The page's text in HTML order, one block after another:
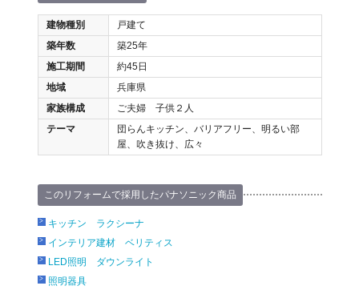
建物種別
戸建て
築年数
築25年
施工期間
約45日
地域
兵庫県
家族構成
ご夫婦 子供２人
テーマ
団らんキッチン、バリアフリー、明るい部
屋、吹き抜け、広々
このリフォームで採用したパナソニック商品
キッチン ラクシーナ
インテリア建材 ベリティス
LED照明 ダウンライト
照明器具